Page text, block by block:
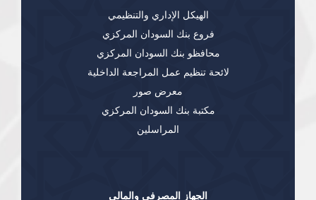
الهيكل الإداري والتنظيمي
فروع بنك السودان المركزي
محافظو بنك السودان المركزي
لائحة تنظيم عمل المراجعة الداخلية
معرض صور
مكتبة بنك السودان المركزي
المراسلين
الجهاز المصرفي والمالي